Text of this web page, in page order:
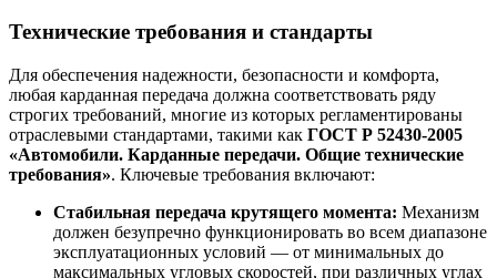
Технические требования и стандарты
Для обеспечения надежности, безопасности и комфорта,
любая карданная передача должна соответствовать ряду
строгих требований, многие из которых регламентированы
отраслевыми стандартами, такими как ГОСТ Р 52430-2005
«Автомобили. Карданные передачи. Общие технические
требования». Ключевые требования включают:
Стабильная передача крутящего момента: Механизм
должен безупречно функционировать во всем диапазоне
эксплуатационных условий — от минимальных до
максимальных угловых скоростей, при различных углах